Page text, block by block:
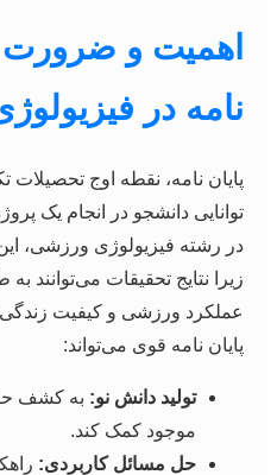
اهمیت و ضرورت
نامه در
پایان نامه، نقطه اوج
توانایی دانشجو در انجام یک
در رشته فیزیولوژی ورزشی،
زیرا نتایج تحقیقات می‌توانند
عملکرد ورزشی و کیفیت زندگی
پایان نامه قوی می‌تواند:
تولید دانش نو: به کشف
موجود کمک کند.
حل مسائل کاربردی: